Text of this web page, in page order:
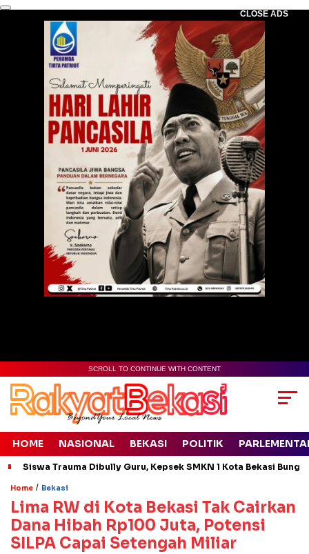
CLOSE ADS
SCROLL TO CONTINUE WITH CONTENT
HOME NASIONAL BEKASI POLITIK
Siswa Trauma Dibully Guru, Kepsek SMKN 1 Kota Bekasi
Home / Bekasi
Lima RW di Kota Bekasi Tak Cairkan
Dana Hibah Rp100 Juta, Potensi
SILPA Capai Setengah Miliar